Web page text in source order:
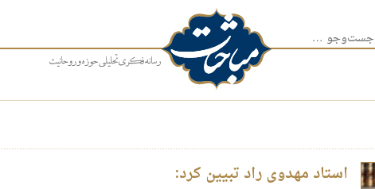
جست‌وجو برای:
استاد مهدوی راد تبیین کرد: